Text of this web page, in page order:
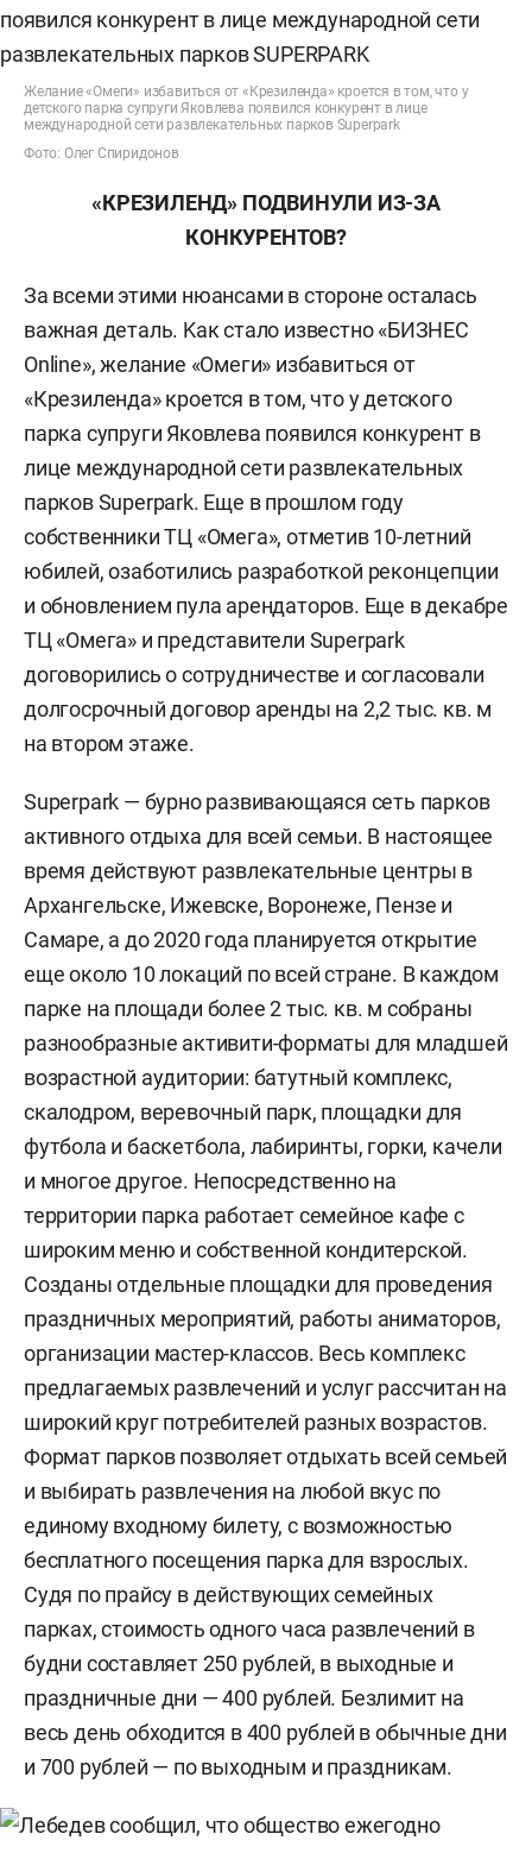
Желание «Омеги» избавиться от «Крезиленда» кроется в том, что у
детского парка супруги Яковлева появился конкурент в лице
международной сети развлекательных парков Superpark
Фото: Олег Спиридонов
«КРЕЗИЛЕНД» ПОДВИНУЛИ ИЗ-ЗА
КОНКУРЕНТОВ?
За всеми этими нюансами в стороне осталась
важная деталь. Kак стало известно «БИЗНЕС
Online», желание «Омеги» избавиться от
«Крезиленда» кроется в том, что у детского
парка супруги Яковлева появился конкурент в
лице международной сети развлекательных
парков Superpark. Еще в прошлом году
собственники ТЦ «Омега», отметив 10-летний
юбилей, озаботились разработкой реконцепции
и обновлением пула арендаторов. Еще в декабре
ТЦ «Омега» и представители Superpark
договорились о сотрудничестве и согласовали
долгосрочный договор аренды на 2,2 тыс. кв. м
на втором этаже.
Superpark — бурно развивающаяся сеть парков
активного отдыха для всей семьи. В настоящее
время действуют развлекательные центры в
Архангельске, Ижевске, Воронеже, Пензе и
Самаре, а до 2020 года планируется открытие
еще около 10 локаций по всей стране. В каждом
парке на площади более 2 тыс. кв. м собраны
разнообразные активити-форматы для младшей
возрастной аудитории: батутный комплекс,
скалодром, веревочный парк, площадки для
футбола и баскетбола, лабиринты, горки, качели
и многое другое. Непосредственно на
территории парка работает семейное кафе с
широким меню и собственной кондитерской.
Созданы отдельные площадки для проведения
праздничных мероприятий, работы аниматоров,
организации мастер-классов. Весь комплекс
предлагаемых развлечений и услуг рассчитан на
широкий круг потребителей разных возрастов.
Формат парков позволяет отдыхать всей семьей
и выбирать развлечения на любой вкус по
единому входному билету, с возможностью
бесплатного посещения парка для взрослых.
Судя по прайсу в действующих семейных
парках, стоимость одного часа развлечений в
будни составляет 250 рублей, в выходные и
праздничные дни — 400 рублей. Безлимит на
весь день обходится в 400 рублей в обычные дни
и 700 рублей — по выходным и праздникам.